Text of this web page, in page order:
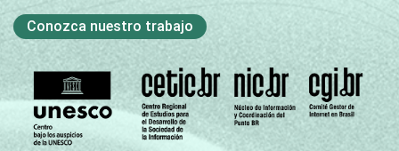
Conozca nuestro trabajo